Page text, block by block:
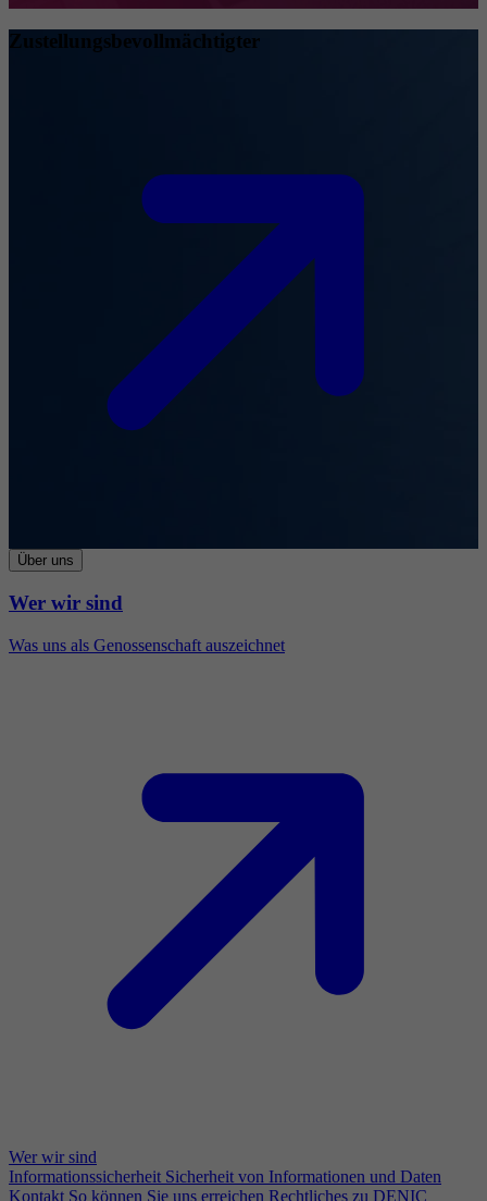
Zustellungsbevollmächtigter
Über uns
Wer wir sind
Was uns als Genossenschaft auszeichnet
Wer wir sind
Informationssicherheit Sicherheit von Informationen und Daten
Kontakt So können Sie uns erreichen Rechtliches zu DENIC